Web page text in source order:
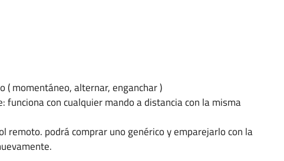
( momentáneo, alternar, enganchar )
funciona con cualquier mando a distancia con la misma
remoto. podrá comprar uno genérico y emparejarlo con la